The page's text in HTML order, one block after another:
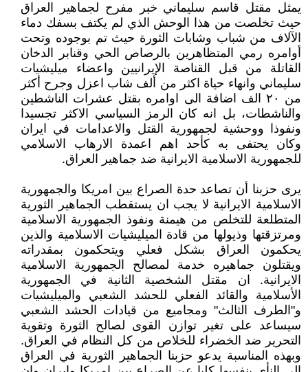
يمثل مقتل قاسم سليماني خبر مفرح لجماهير العراق
حيث تخلصت من هذا الوحش الذي لم يكتف بسفك دماء
الآلاف من شباب وشابات الثورة حيث تم بوجوده وتحت
أوامره رمي المتظاهرين بالرصاص الحي وقنابر الدخان
القاتلة من قبل القناصة الإيرانيين واعضاء ميليشيات
سليماني وانهاء حياة اكثر من ألف شاب اعزل وجرح أكثر
من ٢٠ الف اضافة الى اوامره بقتل عشرات الناشطين
والناشطات، بل انه كان الرمز السياسي الاكثر تجسيدا
ونفوذا ووحشية لجمهورية القتل والاعدامات في ايران
وكان يحتفى به كأحد اهم اعمدة الارهاب الاسلامي
للجمهورية الاسلامية الايرانية ضد جماهير العراق.
يرى حزبنا أن تصاعد حدة الصراع بين امريكا والجمهورية
الاسلامية الايرانية لا يجب ان يستقطب الجماهير الثورية
المتطلعة للتخلص من هيمنة ونفوذ الجمهورية الاسلامية
ومرتزقتها وذيولها من قادة الميليشيات الاسلامية والذين
يحكمون العراق بشكل فعلي ويتحكمون بمقدراته
ويقتلون جماهيره خدمة لمصالح الجمهورية الاسلامية
الايرانية. ان مقتل الشخصية الثانية في الجمهورية
الأسلامية والقائد الفعلي للحشد الشعبي والميليشيات
و"الطرف الثالث" ومجاميع من قيادات الحشد الشعبي
سيساعد على تغير توازن القوى لصالح الثورة وتقوية
التحرير ضد الخضراء للخلاص من كل النظام في العراق.
وبهذه المناسبة يدعو حزبنا الجماهير الثورية في العراق